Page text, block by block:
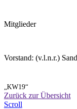
Mitglieder
Vorstand: (v.l.n.r.)
„KW19“
Zurück zur Übersicht
Scroll